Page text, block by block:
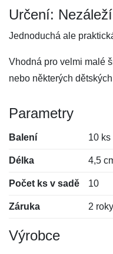
Určení:
Jednoduchá ale
Vhodná pro velmi malé
nebo některých
Parametry
Balení 10 ks
Délka 4,5
Počet ks v sadě 10
Záruka 2 roky
Výrobce